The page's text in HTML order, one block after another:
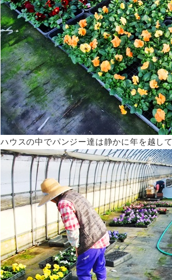
ハウスの中でパンジー達は静かに年を越し